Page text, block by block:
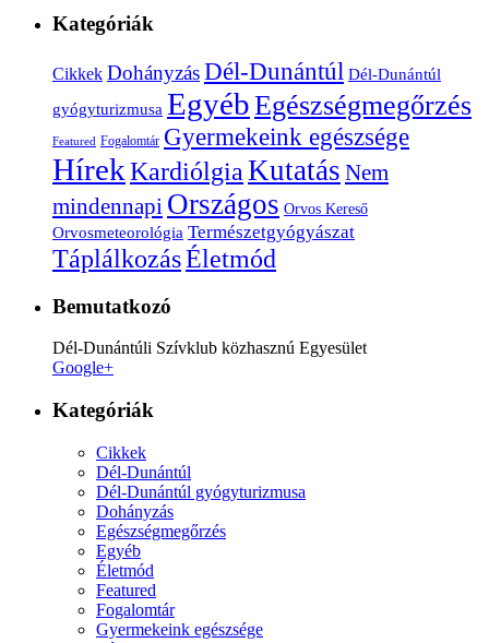
Kategóriák
Cikkek DohányzásDél-Dunántúl Dél-Dunántúl
gyógyturizmusa EgyébEgészségmegőrzés
Featured Fogalomtár Gyermekeink egészsége
HírekKardiólgia Kutatás Nem
mindennapi Országos Orvos Kereső
Orvosmeteorológia Természetgyógyászat
TáplálkozásÉletmód
Bemutatkozó
Dél-Dunántúli Szívklub közhasznú Egyesület
Google+
Kategóriák
Cikkek
Dél-Dunántúl
Dél-Dunántúl gyógyturizmusa
Dohányzás
Egészségmegőrzés
Egyéb
Életmód
Featured
Fogalomtár
Gyermekeink egészsége